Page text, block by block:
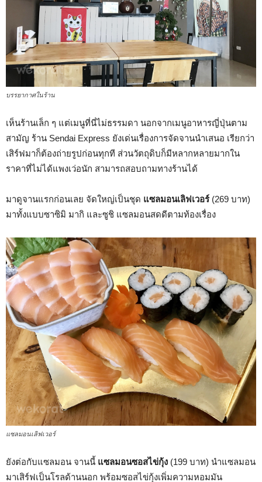
บรรยากาศในร้าน
เห็นร้านเล็ก ๆ แต่เมนูที่นี่ไม่ธรรมดา นอกจากเมนูอาหารญี่ปุ่นตาม
สามัญ ร้าน Sendai Express ยังเด่นเรื่องการจัดจานนำเสนอ เรียกว่า
เสิร์ฟมาก็ต้องถ่ายรูปก่อนทุกที ส่วนวัตถุดิบก็มีหลากหลายมากใน
ราคาที่ไม่ได้แพงเว่อนัก สามารถสอบถามทางร้านได้
มาดูจานแรกก่อนเลย จัดใหญ่เป็นชุด แซลมอนเลิฟเวอร์(269 บาท)
มาทั้งแบบซาซิมิ มากิ และซูชิ แซลมอนสดดีตามท้องเรื่อง
แซลมอนเลิฟเวอร์
ยังต่อกับแซลมอน จานนี้ แซลมอนซอสไข่กุ้ง (199 บาท) นำแซลมอน
มาเสิร์ฟเป็นโรลด้านนอก พร้อมซอสไข่กุ้งเพิ่มความหอมมัน